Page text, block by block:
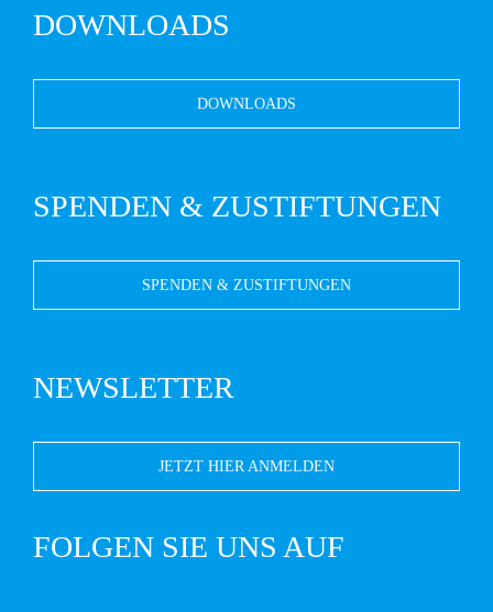
DOWNLOADS
DOWNLOADS
SPENDEN & ZUSTIFTUNGEN
SPENDEN & ZUSTIFTUNGEN
NEWSLETTER
JETZT HIER ANMELDEN
FOLGEN SIE UNS AUF